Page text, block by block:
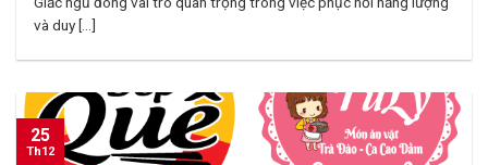
và duy [...]
25
Th12